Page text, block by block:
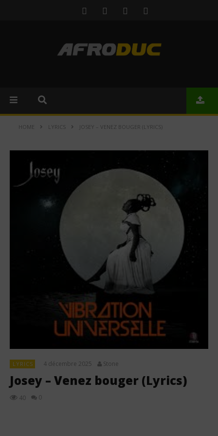
HOME LYRICS JOSEY – VENEZ BOUGER (LYRICS)
LYRICS 4 décembre 2025 Stone
Josey – Venez bouger (Lyrics)
40 0